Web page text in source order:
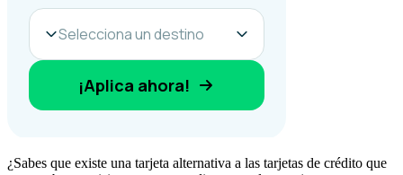
¿Sabes que existe una tarjeta alternativa a las tarjetas de crédito que